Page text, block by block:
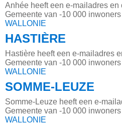
Anhée heeft een e-mailadres en
Gemeente van -10 000 inwoners
WALLONIE
HASTIÈRE
Hastière heeft een e-mailadres
Gemeente van -10 000 inwoners
WALLONIE
SOMME-LEUZE
Somme-Leuze heeft een e-
Gemeente van -10 000 inwoners
WALLONIE